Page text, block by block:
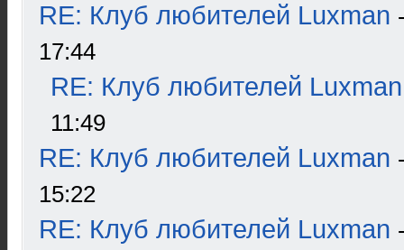
RE: Клуб любителей Luxman
17:44
RE: Клуб любителей Luxman
11:49
RE: Клуб любителей Luxman
15:22
RE: Клуб любителей Luxman